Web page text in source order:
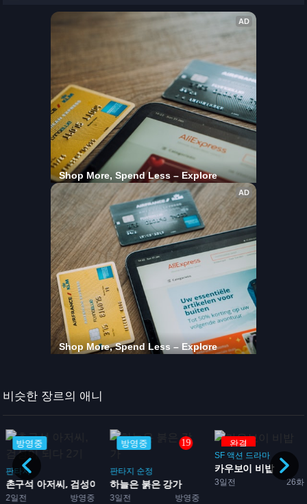
비슷한 장르의 애니
아
방영중
판타지
2일전 방영중
촌구석 아저씨, 검성이 되다...
방영중 19
판타지 순정
3일전 방영중
하늘은 붉은 강가
완결
SF 액션 드라마
3일전 26화
카우보이 비밥